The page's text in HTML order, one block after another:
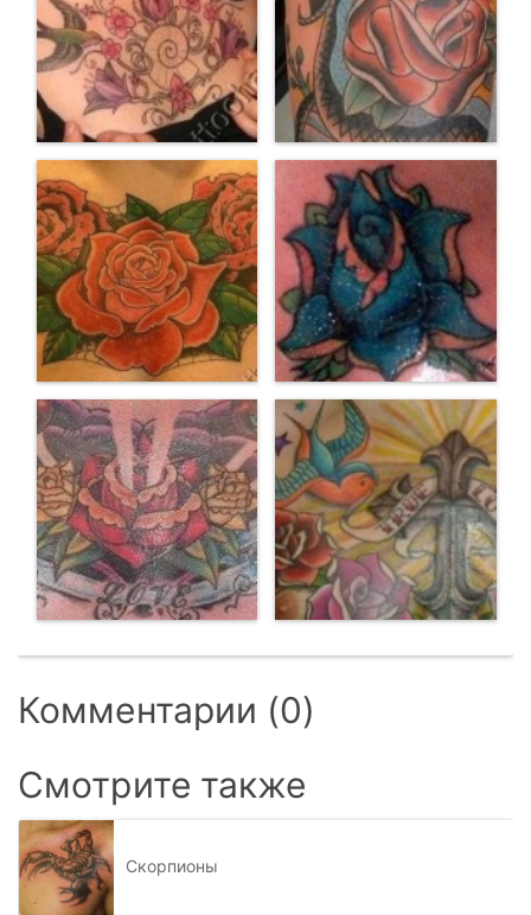
Комментарии (0)
Смотрите также
Скорпионы